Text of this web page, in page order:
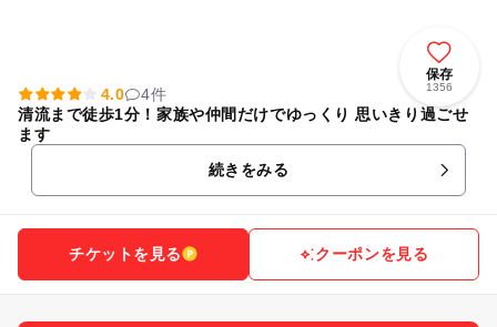
保存
1356
4.0
4件
清流まで徒歩1分！家族や仲間だけでゆっくり 思いきり過ごせ
ます
続きをみる
チケットを見る クーポンを見る